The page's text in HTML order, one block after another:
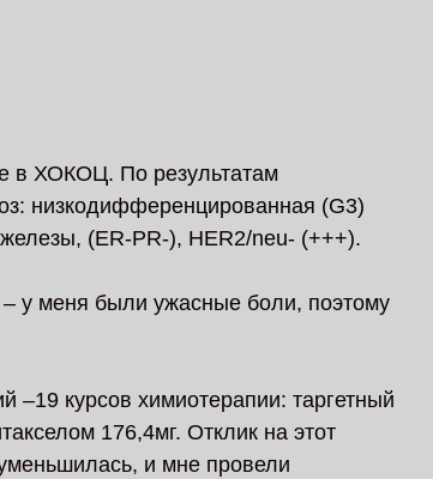
в ХОКОЦ. По результатам
низкодифференцированная (G3)
(ER-PR-), HER2/neu- (+++).
у меня были ужасные боли, поэтому
–19 курсов химиотерапии: таргетный
176,4мг. Отклик на этот
и мне провели